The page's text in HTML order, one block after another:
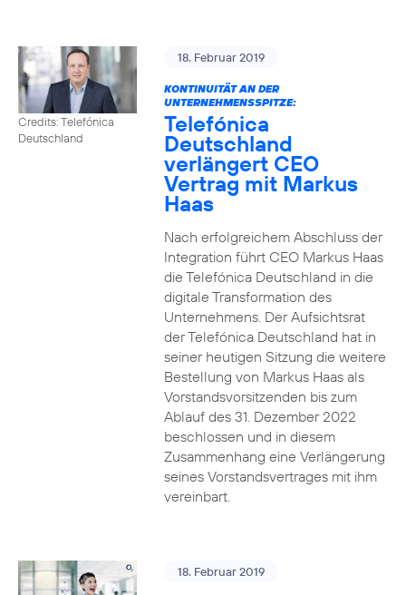
Credits: Telefónica
Deutschland
18. Februar 2019
KONTINUITÄT AN DER
UNTERNEHMENSSPITZE:
Telefónica
Deutschland
verlängert CEO
Vertrag mit Markus
Haas
Nach erfolgreichem Abschluss der
Integration führt CEO Markus Haas
die Telefónica Deutschland in die
digitale Transformation des
Unternehmens. Der Aufsichtsrat
der Telefónica Deutschland hat in
seiner heutigen Sitzung die weitere
Bestellung von Markus Haas als
Vorstandsvorsitzenden bis zum
Ablauf des 31. Dezember 2022
beschlossen und in diesem
Zusammenhang eine Verlängerung
seines Vorstandsvertrages mit ihm
vereinbart.
18. Februar 2019